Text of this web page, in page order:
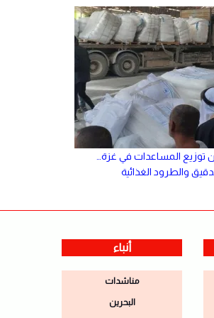
توزيع المساعدات في غزة…
والطرود الغذائية
أنباء
مناشدات
البحرين